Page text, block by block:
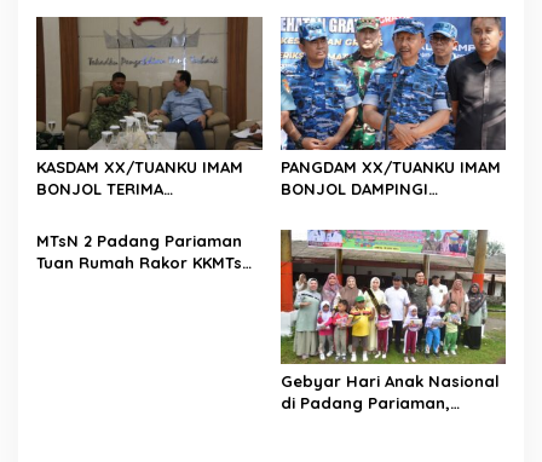
Abadhy Dorong Kolaborasi
Polri dan Media Demi
Kepentingan Masyarakat
KEBUTUHAAN STOK DARAH
KASDAM XX/TUANKU IMAM
BONJOL TERIMA
ANGGOTA DPD RI H. IRMAN
GUSMAN, S.E., M.B.A., DI
PANGDAM XX/TUANKU IMAM
BONJOL DAMPINGI
AU KE-79 DI LANUD SUTAN
SJAHRIR
MTsN 2 Padang Pariaman
Tuan Rumah Rakor KKMTs
Gebyar Hari Anak Nasional
di Padang Pariaman,